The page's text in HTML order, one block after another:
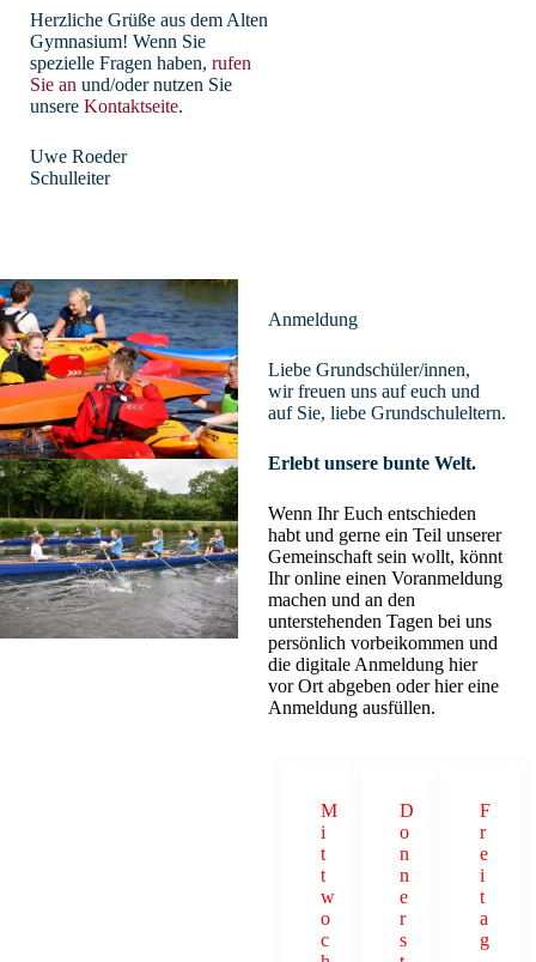
Herzliche Grüße aus dem Alten
Gymnasium! Wenn Sie
spezielle Fragen haben, rufen
Sie an und/oder nutzen Sie
unsere Kontaktseite.
Uwe Roeder
Schulleiter
Anmeldung
Liebe Grundschüler/innen,
wir freuen uns auf euch und
auf Sie, liebe Grundschuleltern.
Erlebt unsere bunte Welt.
Wenn Ihr Euch entschieden
habt und gerne ein Teil unserer
Gemeinschaft sein wollt, könnt
Ihr online einen Voranmeldung
machen und an den
unterstehenden Tagen bei uns
persönlich vorbeikommen und
die digitale Anmeldung hier
vor Ort abgeben oder hier eine
Anmeldung ausfüllen.
M
i
t
t
w
o
c
D
o
n
n
e
r
s
F
r
e
i
t
a
g